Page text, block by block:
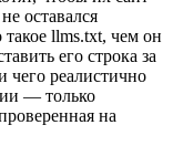
оставался
llms.txt, чем он
его строка за
чего реалистично
— только
на